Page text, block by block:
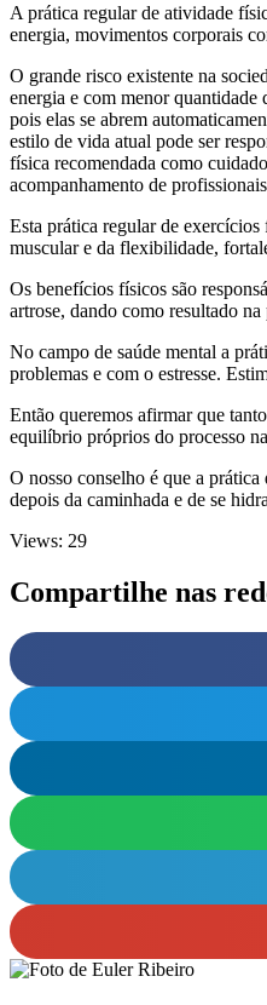
A prática regular de atividade
energia, movimentos corporais
O grande risco existente na
energia e com menor quantidade
pois elas se abrem
estilo de vida atual pode ser
física recomendada como
acompanhamento de
Esta prática regular de
muscular e da flexibilidade,
Os benefícios físicos são
artrose, dando como resultado
No campo de saúde mental a
problemas e com o estresse.
Então queremos afirmar que
equilíbrio próprios do processo
O nosso conselho é que a
depois da caminhada e de se
Views: 29
Compartilhe nas